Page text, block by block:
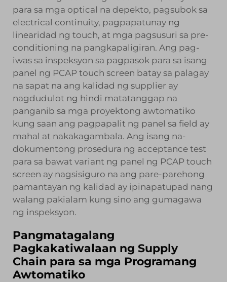
para sa mga optical na depekto, pagsubok sa
electrical continuity, pagpapatunay ng
linearidad ng touch, at mga pagsusuri sa pre-
conditioning na pangkapaligiran. Ang pag-
iwas sa inspeksyon sa pagpasok para sa isang
panel ng PCAP touch screen batay sa palagay
na sapat na ang kalidad ng supplier ay
nagdudulot ng hindi matatanggap na
panganib sa mga proyektong awtomatiko
kung saan ang pagpapalit ng panel sa field ay
mahal at nakakagambala. Ang isang na-
dokumentong prosedura ng acceptance test
para sa bawat variant ng panel ng PCAP touch
screen ay nagsisiguro na ang pare-parehong
pamantayan ng kalidad ay ipinapatupad nang
walang pakialam kung sino ang gumagawa
ng inspeksyon.
Pangmatagalang
Pagkakatiwalaan ng Supply
Chain para sa mga Programang
Awtomatiko